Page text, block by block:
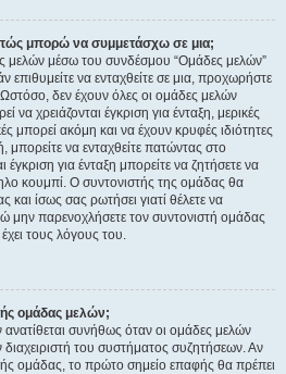
πώς μπορώ να συμμετάσχω σε μια;
μελών μέσω του συνδέσμου “Ομάδες μελών”
να ενταχθείτε σε μια, προχωρήστε
δεν έχουν όλες οι ομάδες μελών
χρειάζονται έγκριση για ένταξη, μερικές
μπορεί ακόμη και να έχουν κρυφές ιδιότητες
μπορείτε να ενταχθείτε πατώντας στο
για ένταξη μπορείτε να ζητήσετε να
κουμπί. Ο συντονιστής της ομάδας θα
και ίσως σας ρωτήσει γιατί θέλετε να
μην παρενοχλήσετε τον συντονιστή ομάδας
τους λόγους του.
ομάδας μελών;
συνήθως όταν οι ομάδες μελών
του συστήματος συζητήσεων. Αν
ομάδας, το πρώτο σημείο επαφής θα πρέπει